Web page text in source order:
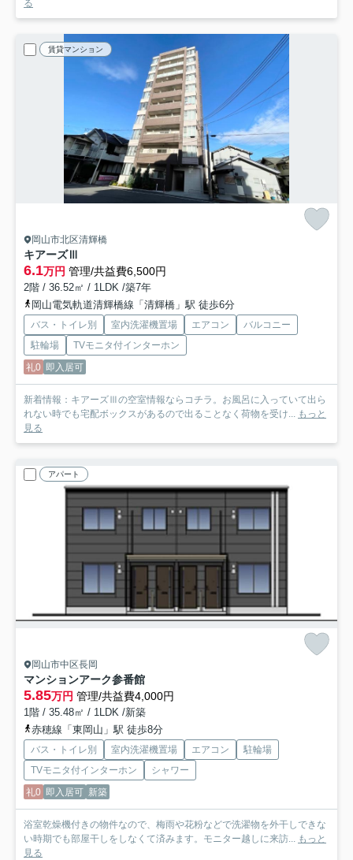
る
賃貸マンション
岡山市北区清輝橋
キアーズⅢ
6.1万円 管理/共益費6,500円
2階 / 36.52㎡ / 1LDK /築7年
岡山電気軌道清輝橋線「清輝橋」駅 徒歩6分
バス・トイレ別 室内洗濯機置場 エアコン
バルコニー
駐輪場
TVモニタ付インターホン
礼0 即入居可
新着情報：キアーズⅢの空室情報ならコチラ。お風呂に入っていて出ら
れない時でも宅配ボックスがあるので出ることなく荷物を受け... もっと
見る
アパート
岡山市中区長岡
マンションアーク参番館
5.85万円 管理/共益費4,000円
1階 / 35.48㎡ / 1LDK /新築
赤穂線「東岡山」駅 徒歩8分
バス・トイレ別 室内洗濯機置場 エアコン
駐輪場
TVモニタ付インターホン
シャワー
礼0 即入居可 新築
浴室乾燥機付きの物件なので、梅雨や花粉などで洗濯物を外干しできな
い時期でも部屋干しをしなくて済みます。モニター越しに来訪... もっと
見る